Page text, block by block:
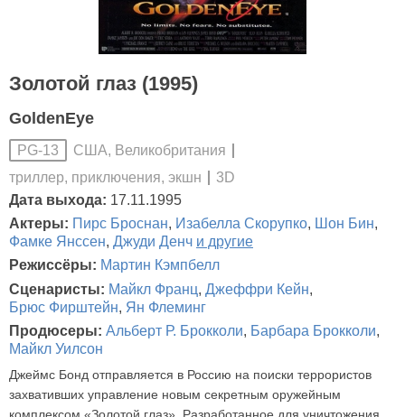
Золотой глаз (1995)
GoldenEye
PG-13
США, Великобритания
триллер, приключения, экшн
3D
Дата выхода: 17.11.1995
Актеры: Пирс Броснан, Изабелла Скорупко, Шон Бин,
Фамке Янссен, Джуди Денч и другие
Режиссёры: Мартин Кэмпбелл
Сценаристы: Майкл Франц, Джеффри Кейн,
Брюс Фирштейн, Ян Флеминг
Продюсеры: Альберт Р. Брокколи, Барбара Брокколи,
Майкл Уилсон
Джеймс Бонд отправляется в Россию на поиски террористов
захвативших управление новым секретным оружейным
комплексом «Золотой глаз». Разработанное для уничтожения